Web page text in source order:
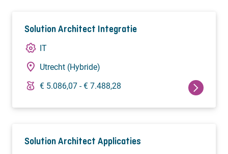
Solution Architect Integratie
IT
Utrecht (Hybride)
€ 5.086,07 - € 7.488,28
Solution Architect Applicaties